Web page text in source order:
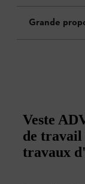
Grande
Veste
de travail
travaux